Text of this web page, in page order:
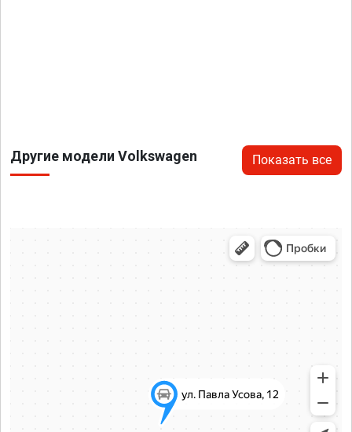
Другие модели Volkswagen Показать все